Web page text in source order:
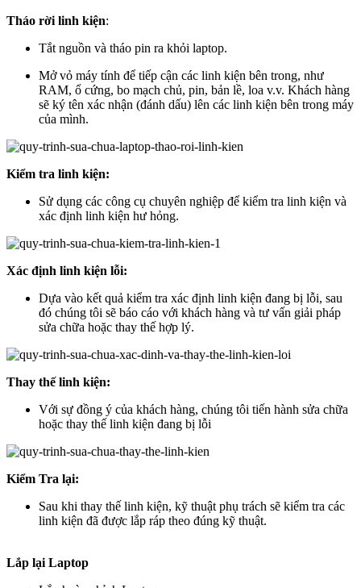
Tháo rời linh kiện:
Tắt nguồn và tháo pin ra khỏi laptop.
Mở vỏ máy tính để tiếp cận các linh kiện bên trong, như
RAM, ổ cứng, bo mạch chủ, pin, bản lề, loa v.v. Khách hàng
sẽ ký tên xác nhận (đánh dấu) lên các linh kiện bên trong máy
của mình.
Kiểm tra linh kiện:
Sử dụng các công cụ chuyên nghiệp để kiểm tra linh kiện và
xác định linh kiện hư hỏng.
Xác định linh kiện lỗi:
Dựa vào kết quả kiểm tra xác định linh kiện đang bị lỗi, sau
đó chúng tôi sẽ báo cáo với khách hàng và tư vấn giải pháp
sửa chữa hoặc thay thế hợp lý.
Thay thế linh kiện:
Với sự đồng ý của khách hàng, chúng tôi tiến hành sửa chữa
hoặc thay thế linh kiện đang bị lỗi
Kiểm Tra lại:
Sau khi thay thế linh kiện, kỹ thuật phụ trách sẽ kiểm tra các
linh kiện đã được lắp ráp theo đúng kỹ thuật.
Lắp lại Laptop